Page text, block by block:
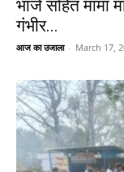
भांजे सहित मामा
गंभीर...
आज का उजाला - March 17,